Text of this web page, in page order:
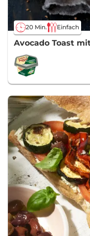
20 Min. Einfach
Avocado Toast